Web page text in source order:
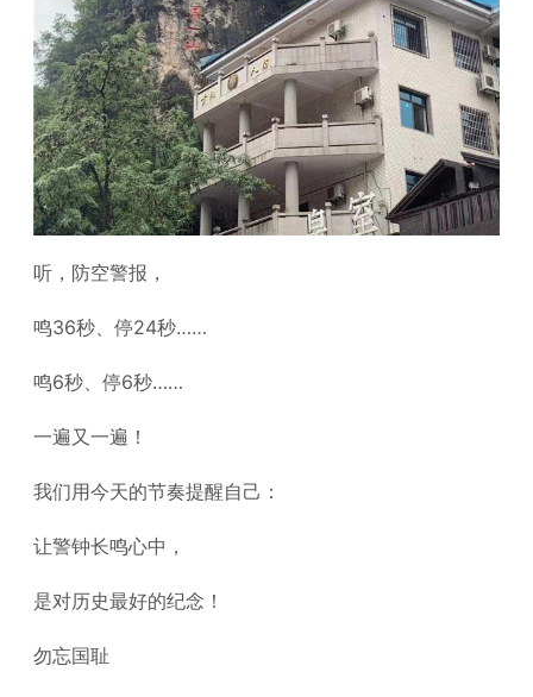
听，防空警报，
鸣36秒、停24秒……
鸣6秒、停6秒……
一遍又一遍！
我们用今天的节奏提醒自己：
让警钟长鸣心中，
是对历史最好的纪念！
勿忘国耻